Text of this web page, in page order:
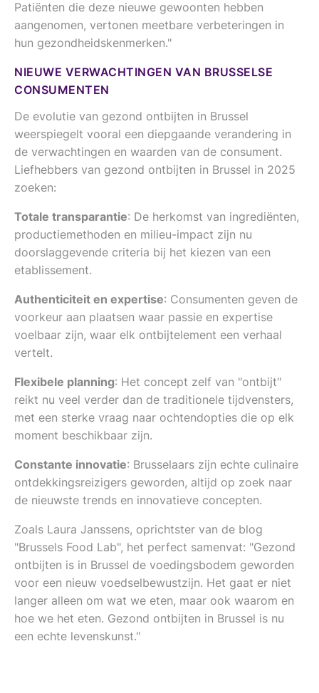
Patiënten die deze nieuwe gewoonten hebben
aangenomen, vertonen meetbare verbeteringen in
hun gezondheidskenmerken."
NIEUWE VERWACHTINGEN VAN BRUSSELSE
CONSUMENTEN
De evolutie van gezond ontbijten in Brussel
weerspiegelt vooral een diepgaande verandering in
de verwachtingen en waarden van de consument.
Liefhebbers van gezond ontbijten in Brussel in 2025
zoeken:
Totale transparantie: De herkomst van ingrediënten,
productiemethoden en milieu-impact zijn nu
doorslaggevende criteria bij het kiezen van een
etablissement.
Authenticiteit en expertise: Consumenten geven de
voorkeur aan plaatsen waar passie en expertise
voelbaar zijn, waar elk ontbijtelement een verhaal
vertelt.
Flexibele planning: Het concept zelf van "ontbijt"
reikt nu veel verder dan de traditionele tijdvensters,
met een sterke vraag naar ochtendopties die op elk
moment beschikbaar zijn.
Constante innovatie: Brusselaars zijn echte culinaire
ontdekkingsreizigers geworden, altijd op zoek naar
de nieuwste trends en innovatieve concepten.
Zoals Laura Janssens, oprichtster van de blog
"Brussels Food Lab", het perfect samenvat: "Gezond
ontbijten is in Brussel de voedingsbodem geworden
voor een nieuw voedselbewustzijn. Het gaat er niet
langer alleen om wat we eten, maar ook waarom en
hoe we het eten. Gezond ontbijten in Brussel is nu
een echte levenskunst."